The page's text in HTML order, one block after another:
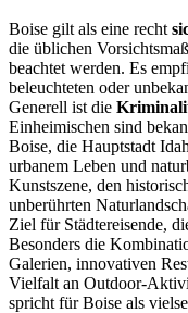
Boise gilt als eine recht
die üblichen
beachtet werden. Es
beleuchteten oder
Generell ist die
Einheimischen sind
Boise, die Hauptstadt
urbanem Leben und
Kunstszene, den
unberührten
Ziel für Städtereisende,
Besonders die
Galerien, innovativen
Vielfalt an Outdoor-
spricht für Boise als